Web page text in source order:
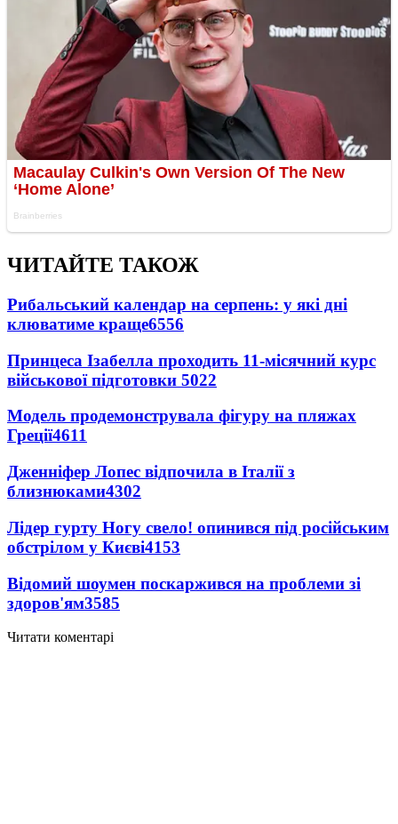
ЧИТАЙТЕ ТАКОЖ
Рибальський календар на серпень: у які дні
клюватиме краще6556
Принцеса Ізабелла проходить 11-місячний курс
військової підготовки 5022
Модель продемонструвала фігуру на пляжах
Греції4611
Дженніфер Лопес відпочила в Італії з
близнюками4302
Лідер гурту Ногу свело! опинився під російським
обстрілом у Києві4153
Відомий шоумен поскаржився на проблеми зі
здоров'ям3585
Читати коментарі